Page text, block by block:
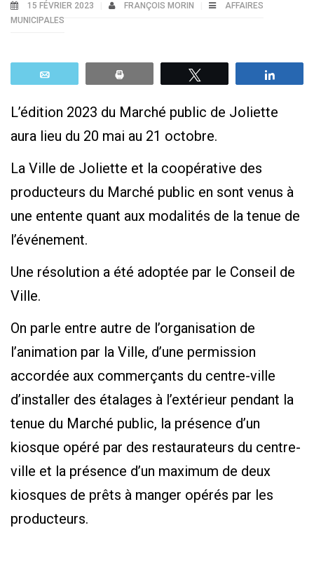
15 FÉVRIER 2023 FRANÇOIS MORIN
AFFAIRES
MUNICIPALES
L’édition 2023 du Marché public de Joliette
aura lieu du 20 mai au 21 octobre.
La Ville de Joliette et la coopérative des
producteurs du Marché public en sont venus à
une entente quant aux modalités de la tenue de
l’événement.
Une résolution a été adoptée par le Conseil de
Ville.
On parle entre autre de l’organisation de
l’animation par la Ville, d’une permission
accordée aux commerçants du centre-ville
d’installer des étalages à l’extérieur pendant la
tenue du Marché public, la présence d’un
kiosque opéré par des restaurateurs du centre-
ville et la présence d’un maximum de deux
kiosques de prêts à manger opérés par les
producteurs.